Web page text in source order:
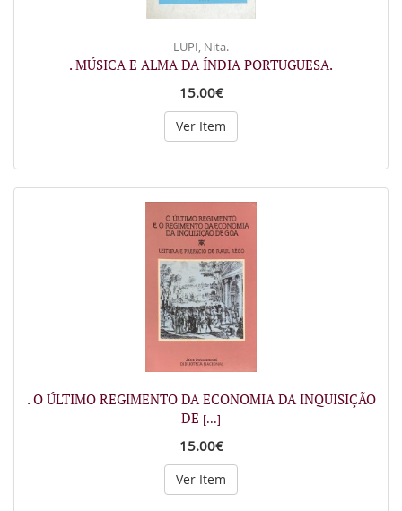
LUPI, Nita.
. MÚSICA E ALMA DA ÍNDIA PORTUGUESA.
15.00€
Ver Item
. O ÚLTIMO REGIMENTO DA ECONOMIA DA INQUISIÇÃO
DE [...]
15.00€
Ver Item